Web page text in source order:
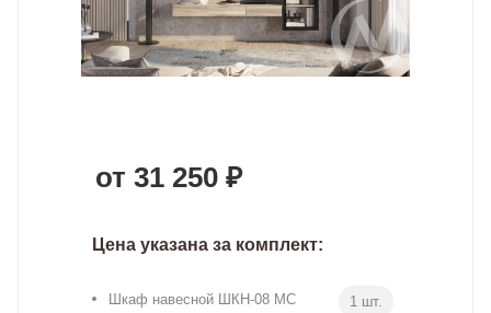
от 31 250 ₽
Цена указана за комплект:
Шкаф навесной ШКН-08 МС
1 шт.